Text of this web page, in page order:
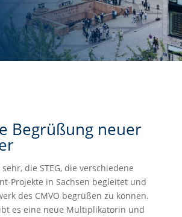
Begrüßung neuer
die STEG, die verschiedene
Projekte in Sachsen begleitet und
des CMVO begrüßen zu können.
es eine neue Multiplikatorin und